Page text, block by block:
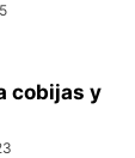
cobijas y